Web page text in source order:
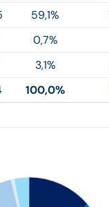
59,1%
0,7%
3,1%
100,0%